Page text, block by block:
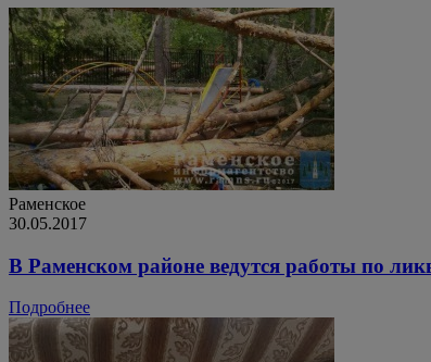
Раменское
30.05.2017
В Раменском районе ведутся работы по
Подробнее